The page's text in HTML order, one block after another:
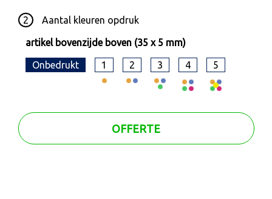
2 Aantal kleuren opdruk
artikel bovenzijde boven (35 x 5 mm)
Onbedrukt 1 2 3 4 5
OFFERTE